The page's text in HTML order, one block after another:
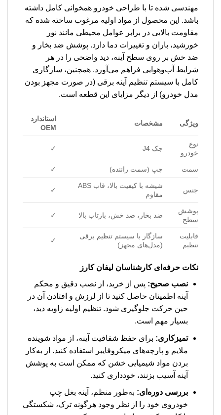
مهندسی شده تا با طراحی خودرو همخوانی کامل داشته
باشد. این محصول از مواد اولیه مرغوب ساخته شده که
مقاومت بالایی در برابر عوامل محیطی مانند نور
خورشید، باران و تغییرات دما دارد. پوشش ضد بخار و
ضد خش بر روی سطح آینه، دید واضحی را در هر
شرایط آب‌وهوایی فراهم می‌آورد. همچنین، سازگاری
کامل با سیستم تنظیم آینه برقی (در صورت مجهز بودن
مدل خودرو) از دیگر مزایای این قطعه است.
ویژگی مشخصات
استاندارد
OEM
نوع
خودرو
جک J4 ✓
سمت چپ (سمت راننده) ✓
جنس
شیشه با کیفیت بالا، قاب ABS
مقاوم
✓
پوشش
سطح
ضد بخار، ضد خش، بازتاب بالا ✓
قابلیت
تنظیم
سازگار با سیستم تنظیم برقی
(مدل‌های مجهز)
✓
نکات حرفه‌ای کارشناسان لیفان کارز
نصب صحیح: پس از خرید، از نصب دقیق و محکم
آینه اطمینان حاصل کنید تا از لرزش و افتادن آن در
حین حرکت جلوگیری شود. تنظیم اولیه زاویه دید،
بسیار مهم است.
تمیزکاری: برای حفظ شفافیت آینه، از مواد شوینده
ملایم و پارچه‌های میکروفایبر استفاده کنید. از به‌کار
بردن مواد شیمیایی خشن که ممکن است به پوشش
آینه آسیب بزنند، خودداری کنید.
بررسی دوره‌ای: به‌طور منظم، آینه بغل چپ
خودروی خود را از نظر وجود هرگونه ترک، شکستگی